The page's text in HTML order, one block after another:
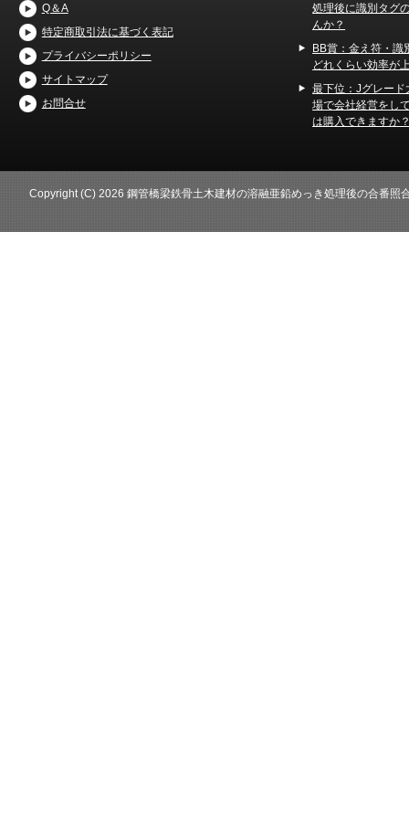
Q＆A
特定商取引法に基づく表記
プライバシーポリシー
サイトマップ
お問合せ
処理後に識別タグ
んか？
BB賞：金え符・識
どれくらい効率が
最下位：Jグレード
場で会社経営をし
は購入できますか
Copyright (C) 2026 鋼管橋梁鉄骨土木建材の溶融亜鉛めっき処理後の合番